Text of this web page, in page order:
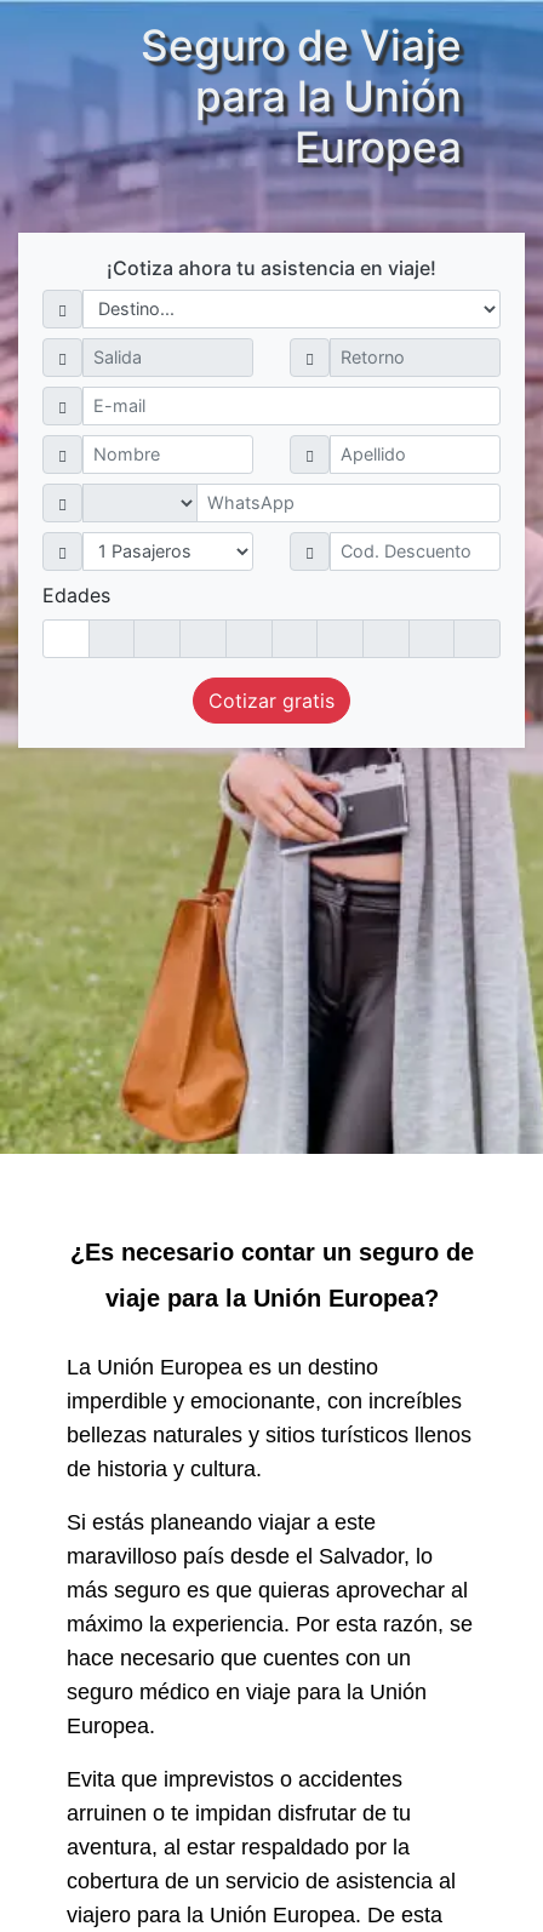
¡Cotiza ahora tu asistencia en viaje!
Edades
Cotizar gratis
Seguro de Viaje
para la Unión
Europea
¿Es necesario contar un seguro de
viaje para la Unión Europea?
La Unión Europea es un destino
imperdible y emocionante, con increíbles
bellezas naturales y sitios turísticos llenos
de historia y cultura.
Si estás planeando viajar a este
maravilloso país desde el Salvador, lo
más seguro es que quieras aprovechar al
máximo la experiencia. Por esta razón, se
hace necesario que cuentes con un
seguro médico en viaje para la Unión
Europea.
Evita que imprevistos o accidentes
arruinen o te impidan disfrutar de tu
aventura, al estar respaldado por la
cobertura de un servicio de asistencia al
viajero para la Unión Europea. De esta